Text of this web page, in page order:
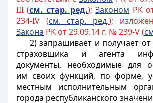
III (см. стар. ред.);Законом РК
234-IV (см. стар. ред.);
Закона РК от 29.09.14 г. № 239-V (
2) запрашивает и получает от
страховщика и агента
документы, необходимые для
им своих функций, по форме,
местным исполнительным
города республиканского